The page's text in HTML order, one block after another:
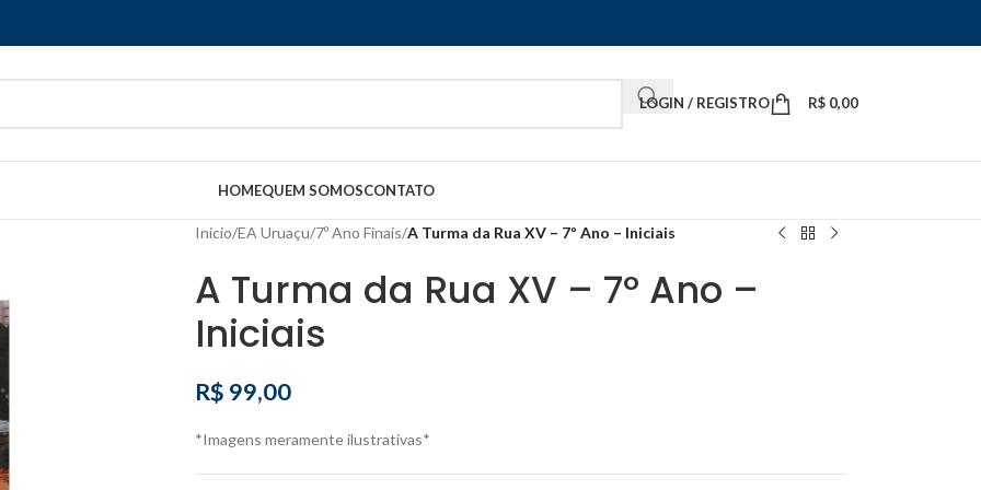
LOGIN / REGISTRO R$ 0,00
HOMEQUEM SOMOSCONTATO
Início/EA Uruaçu/7º Ano Finais/A Turma da Rua XV – 7º Ano – Iniciais
A Turma da Rua XV – 7º Ano –
Iniciais
R$ 99,00
*Imagens meramente ilustrativas*